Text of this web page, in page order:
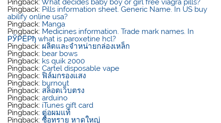
Pingback:What decides baby boy or girl free viagra pills?
Pingback: Pills information sheet. Generic Name. In US buy
abilify online usa?
Pingback: Manga
Pingback: Medicines information. Trade mark names. In
РЎРЁРђ what is paroxetine hcl?
Pingback: ผลิตและจำหน่ายกล่องเหล็ก
Pingback: bear bows
Pingback: ks quik 2000
Pingback:Cartel disposable vape
Pingback:ฟิล์มกรองแสง
Pingback: burnout
Pingback: สล็อตเว็บตรง
Pingback:arduino
Pingback: iTunes gift card
Pingback: ต่อผมแท้
Pingback:ซื้อทราย หาดใหญ่